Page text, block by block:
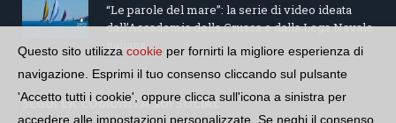
“Le parole del mare”: la serie di video ideata
dall’Accademia della Crusca e dalla Lega Navale
SEGUI LA COMUNITÀ SUI SOCIAL
Questo sito utilizza cookie per fornirti la migliore esperienza di
navigazione. Esprimi il tuo consenso cliccando sul pulsante
'Accetto tutti i cookie', oppure clicca sull'icona a sinistra per
accedere alle impostazioni personalizzate. Se neghi il consenso,